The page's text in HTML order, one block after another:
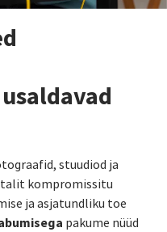
stuudiod ja
kompromissitu
ja asjatundliku toe
pakume nüüd